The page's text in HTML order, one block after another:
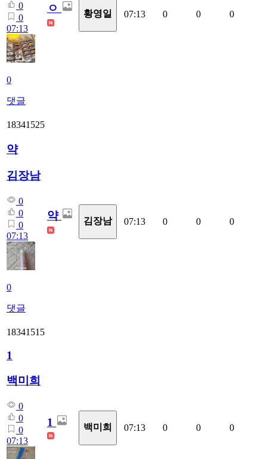
0
0
07:13
0
댓글
ㅇ 황영일 07:13 0 0 0
18341525
약
김장남
0
0
0
07:13
0
댓글
약 김장남 07:13 0 0 0
18341515
1
백미희
0
0
0
07:13
1 백미희 07:13 0 0 0